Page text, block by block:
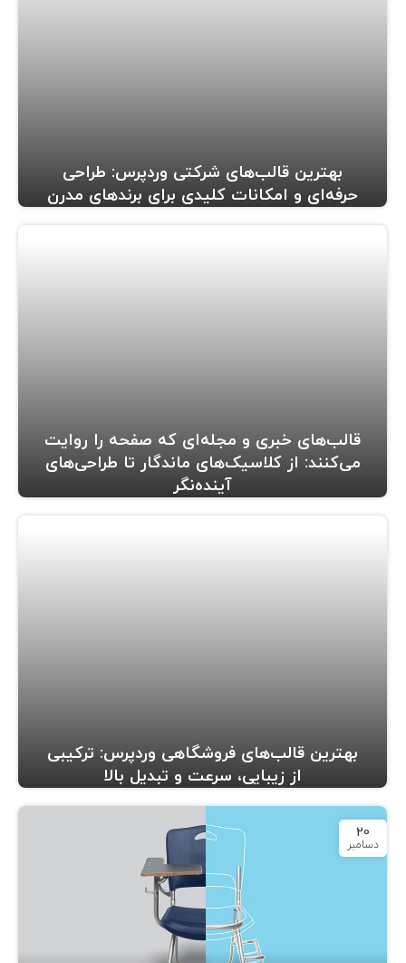
بهترین قالب‌های شرکتی وردپرس: طراحی
حرفه‌ای و امکانات کلیدی برای برندهای مدرن
قالب‌های خبری و مجله‌ای که صفحه را روایت
می‌کنند: از کلاسیک‌های ماندگار تا طراحی‌های
آینده‌نگر
بهترین قالب‌های فروشگاهی وردپرس: ترکیبی
از زیبایی، سرعت و تبدیل بالا
20
دسامبر